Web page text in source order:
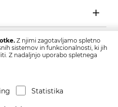
Z njimi zagotavljamo spletno
sistemov in funkcionalnosti, ki jih
Z nadaljnjo uporabo spletnega
Statistika